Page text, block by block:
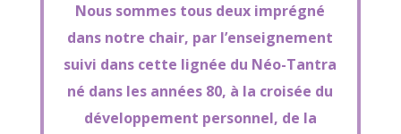
Nous sommes tous deux imprégné
dans notre chair, par l’enseignement
suivi dans cette lignée du Néo-Tantra
né dans les années 80, à la croisée du
développement personnel, de la